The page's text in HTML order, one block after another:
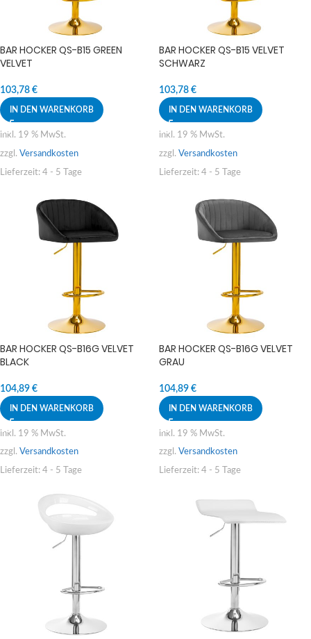
BAR HOCKER QS-B15 GREEN
VELVET
103,78 €
IN DEN WARENKORB
inkl. 19 % MwSt.
zzgl. Versandkosten
Lieferzeit: 4 - 5 Tage
BAR HOCKER QS-B15 VELVET
SCHWARZ
103,78 €
IN DEN WARENKORB
inkl. 19 % MwSt.
zzgl. Versandkosten
Lieferzeit: 4 - 5 Tage
BAR HOCKER QS-B16G VELVET
BLACK
104,89 €
IN DEN WARENKORB
inkl. 19 % MwSt.
zzgl. Versandkosten
Lieferzeit: 4 - 5 Tage
BAR HOCKER QS-B16G VELVET
GRAU
104,89 €
IN DEN WARENKORB
inkl. 19 % MwSt.
zzgl. Versandkosten
Lieferzeit: 4 - 5 Tage